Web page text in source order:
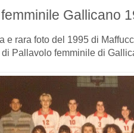
Gallicano
e rara foto del 1995 di
Pallavolo femminile di